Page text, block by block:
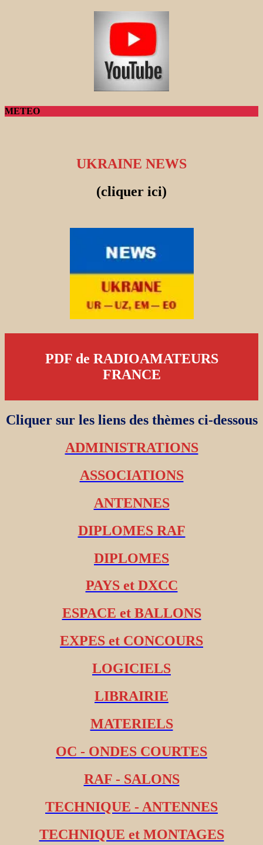
METEO
UKRAINE NEWS
(cliquer ici)
PDF de RADIOAMATEURS
FRANCE
Cliquer sur les liens des thèmes ci-dessous
ADMINISTRATIONS
ASSOCIATIONS
ANTENNES
DIPLOMES RAF
DIPLOMES
PAYS et DXCC
ESPACE et BALLONS
EXPES et CONCOURS
LOGICIELS
LIBRAIRIE
MATERIELS
OC - ONDES COURTES
RAF - SALONS
TECHNIQUE - ANTENNES
TECHNIQUE et MONTAGES